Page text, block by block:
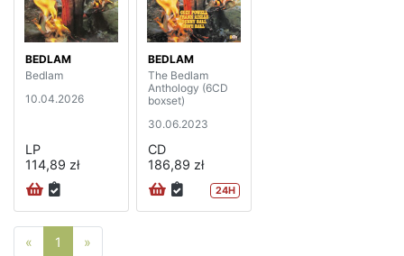
BEDLAM
Bedlam
10.04.2026
LP
114,89 zł
BEDLAM
The Bedlam
Anthology (6CD
boxset)
30.06.2023
CD
186,89 zł
24H
« Poprzednia strona
1 »